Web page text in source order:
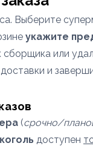
Выберите
укажите
сборщика или
и
(срочно/
доступен